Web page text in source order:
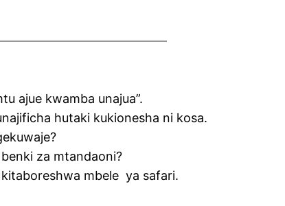
ajue kwamba unajua”.
hutaki kukionesha ni kosa.
za mtandaoni?
mbele ya safari.